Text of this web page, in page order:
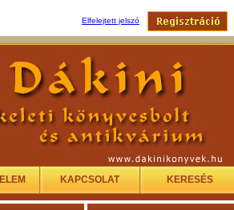
Elfelejtett jelszó
KAPCSOLAT KERESÉS